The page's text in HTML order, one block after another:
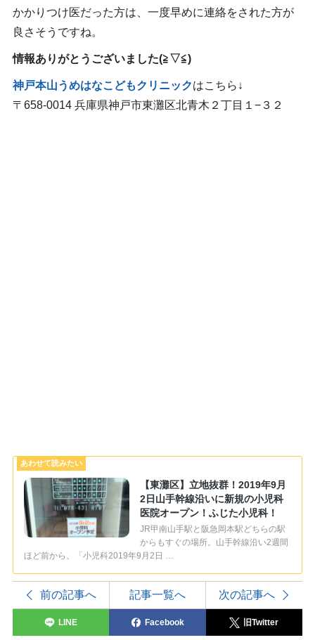
かかりつけ医だった方は、一度早めに連絡をされた方が
良さそうですね。
情報ありがとうございました(≧▽≦)
神戸本山うめはなこどもクリニックはこちら↓
〒658-0014 兵庫県神戸市東灘区北青木２丁目１−３２
【東灘区】立地抜群！2019年9月
2日山手幹線沿いに新規の小児科
医院オープン！ふじた小児科！
JR甲南山手駅と阪急岡本駅どちらの駅
からもすぐの場所。山手幹線沿い2週間
ほど前から、「小児科2019年9月2日 …
前の記事へ 記事一覧へ 次の記事へ
LINE Facebook 旧Twitter